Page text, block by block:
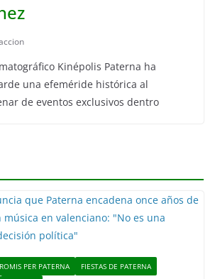
Kinépolis Paterna ha
una efeméride histórica al
de eventos exclusivos dentro
PER PATERNA
FIESTAS DE PATERNA